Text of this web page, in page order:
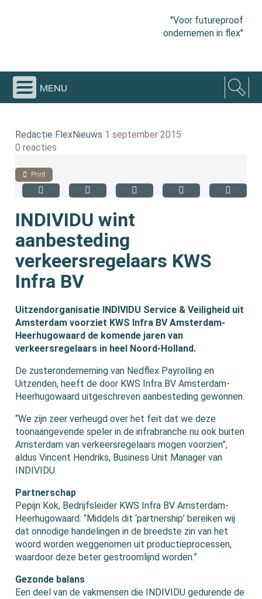
"Voor futureproof
ondernemen in flex"
menu
Redactie FlexNieuws 1 september 2015
0 reacties
Print
INDIVIDU wint
aanbesteding
verkeersregelaars KWS
Infra BV
Uitzendorganisatie INDIVIDU Service & Veiligheid uit
Amsterdam voorziet KWS Infra BV Amsterdam-
Heerhugowaard de komende jaren van
verkeersregelaars in heel Noord-Holland.
De zusteronderneming van Nedflex Payrolling en
Uitzenden, heeft de door KWS Infra BV Amsterdam-
Heerhugowaard uitgeschreven aanbesteding gewonnen.
“We zijn zeer verheugd over het feit dat we deze
toonaangevende speler in de infrabranche nu ook buiten
Amsterdam van verkeersregelaars mogen voorzien”,
aldus Vincent Hendriks, Business Unit Manager van
INDIVIDU.
Partnerschap
Pepijn Kok, Bedrijfsleider KWS Infra BV Amsterdam-
Heerhugowaard: “Middels dit ‘partnership’ bereiken wij
dat onnodige handelingen in de breedste zin van het
woord worden weggenomen uit productieprocessen,
waardoor deze beter gestroomlijnd worden.”
Gezonde balans
Een deel van de vakmensen die INDIVIDU gedurende de